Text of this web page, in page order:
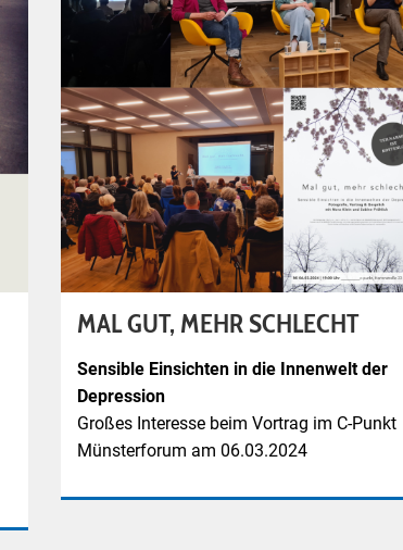
MAL GUT, MEHR SCHLECHT
Sensible Einsichten in die Innenwelt der
Depression
Großes Interesse beim Vortrag im C-Punkt
Münsterforum am 06.03.2024